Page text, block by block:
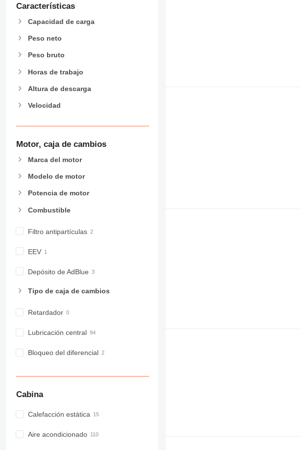
Características
Capacidad de carga
Peso neto
Peso bruto
Horas de trabajo
Altura de descarga
Velocidad
Motor, caja de cambios
Marca del motor
Modelo de motor
Potencia de motor
Combustible
Filtro antipartículas
EEV
Depósito de AdBlue
Tipo de caja de cambios
Retardador
Lubricación central
Bloqueo del diferencial
Cabina
Calefacción estática
Aire acondicionado